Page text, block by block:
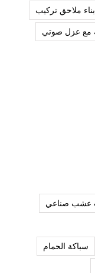
بناء ملاحق تركيب
مع عزل صوتي
عشب صناعي
سباكة الحمام